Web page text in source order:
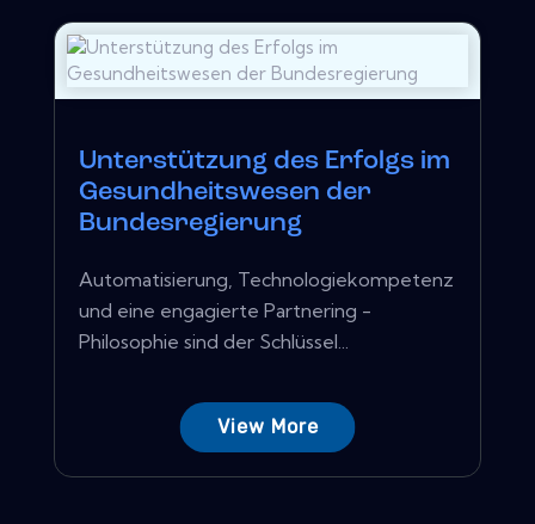
Unterstützung des Erfolgs im
Gesundheitswesen der
Bundesregierung
Automatisierung, Technologiekompetenz
und eine engagierte Partnering -
Philosophie sind der Schlüssel...
View More